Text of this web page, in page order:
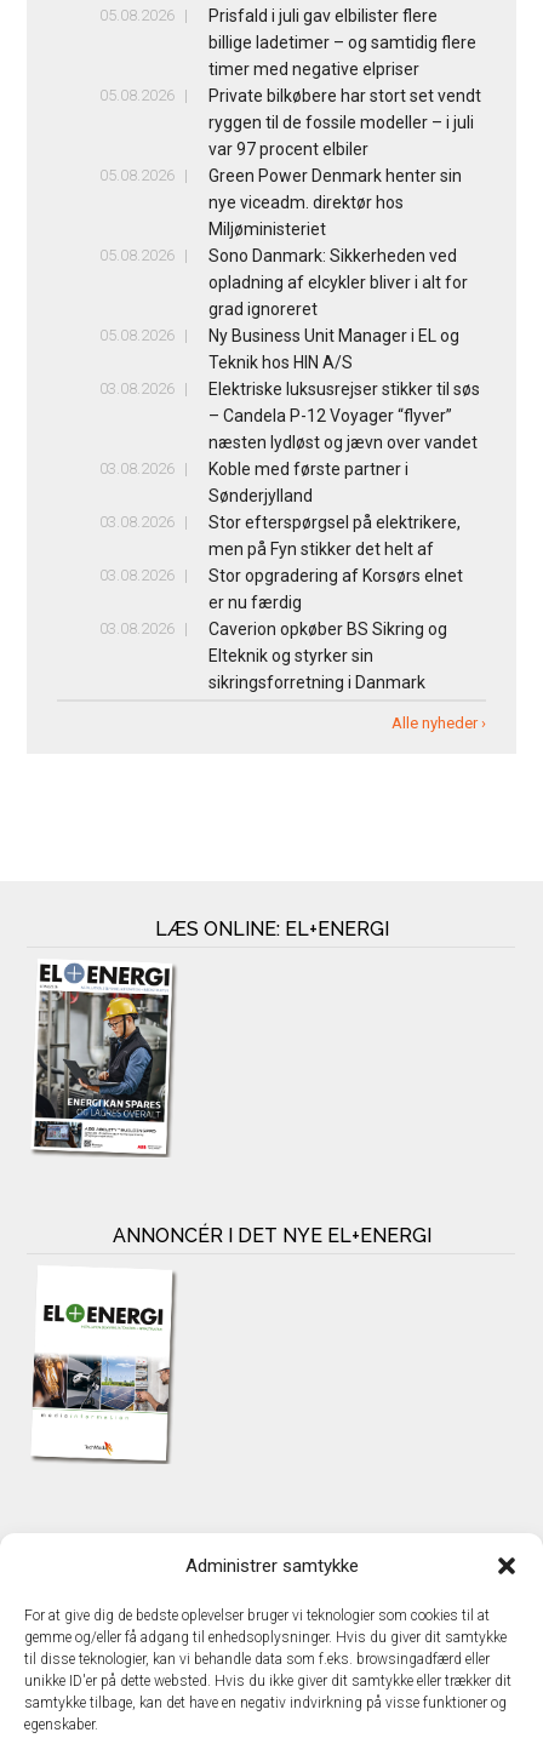
Administrer samtykke
For at give dig de bedste oplevelser bruger vi teknologier som cookies til at
gemme og/eller få adgang til enhedsoplysninger. Hvis du giver dit samtykke
til disse teknologier, kan vi behandle data som f.eks. browsingadfærd eller
unikke ID'er på dette websted. Hvis du ikke giver dit samtykke eller trækker dit
samtykke tilbage, kan det have en negativ indvirkning på visse funktioner og
egenskaber.
05.08.2026
Prisfald i juli gav elbilister flere
billige ladetimer – og samtidig flere
timer med negative elpriser
05.08.2026
Private bilkøbere har stort set vendt
ryggen til de fossile modeller – i juli
var 97 procent elbiler
05.08.2026
Green Power Denmark henter sin
nye viceadm. direktør hos
Miljøministeriet
05.08.2026
Sono Danmark: Sikkerheden ved
opladning af elcykler bliver i alt for
grad ignoreret
05.08.2026
Ny Business Unit Manager i EL og
Teknik hos HIN A/S
03.08.2026
Elektriske luksusrejser stikker til søs
– Candela P-12 Voyager “flyver”
næsten lydløst og jævn over vandet
03.08.2026
Koble med første partner i
Sønderjylland
03.08.2026
Stor efterspørgsel på elektrikere,
men på Fyn stikker det helt af
03.08.2026
Stor opgradering af Korsørs elnet
er nu færdig
03.08.2026
Caverion opkøber BS Sikring og
Elteknik og styrker sin
sikringsforretning i Danmark
Alle nyheder ›
LÆS ONLINE: EL+ENERGI
ANNONCÉR I DET NYE EL+ENERGI
TechMedia A/S
DK – 2600 Glostrup
www.techmedia.dk
Telefon: +45 43 24 26 28
E-mail:info@techmedia.dk